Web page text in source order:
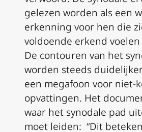
gelezen worden als een
erkenning voor hen die
voldoende erkend voelen
De contouren van het
worden steeds
een megafoon voor niet-
opvattingen. Het
waar het synodale pad
moet leiden: “Dit